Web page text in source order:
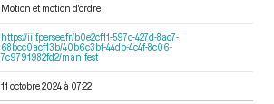
Motion et motion d'ordre
https://iiif.persee.fr/b0e2cf11-597c-427d-8ac7-
68bcc0acf13b/40b6c3bf-44db-4c4f-8c06-
7c9791982fd2/manifest
11 octobre 2024 à 07:22